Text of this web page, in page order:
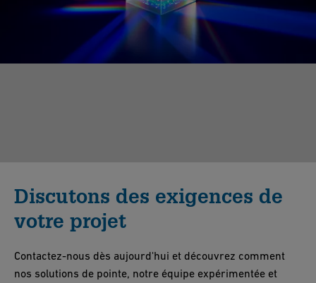
Discutons des exigences de
votre projet
Contactez-nous dès aujourd'hui et découvrez comment
nos solutions de pointe, notre équipe expérimentée et